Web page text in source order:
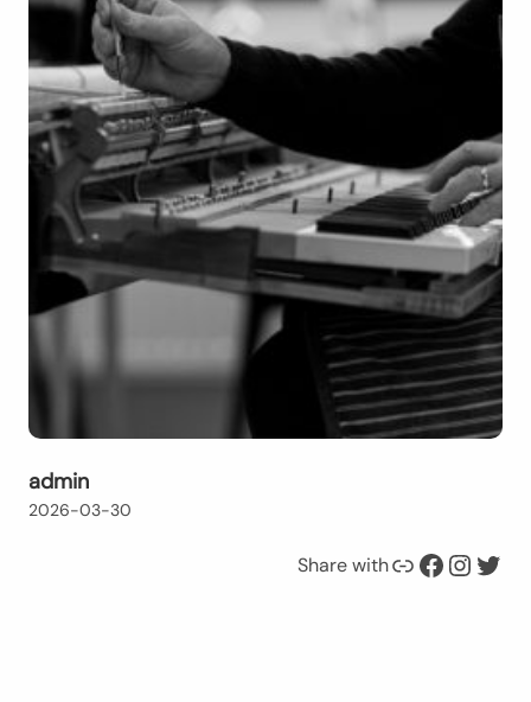
admin
2026-03-30
Share withLink Facebook Instagram Twitter